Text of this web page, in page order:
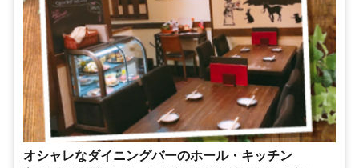
オシャレなダイニングバーのホール・キッチン